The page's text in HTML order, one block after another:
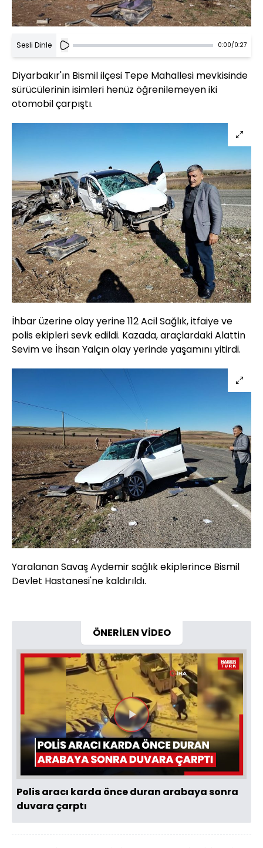
Sesli Dinle 0:00/0:27
Diyarbakır'ın Bismil ilçesi Tepe Mahallesi mevkisinde
sürücülerinin isimleri henüz öğrenilemeyen iki
otomobil çarpıştı.
İhbar üzerine olay yerine 112 Acil Sağlık, itfaiye ve
polis ekipleri sevk edildi. Kazada, araçlardaki Alattin
Sevim ve İhsan Yalçın olay yerinde yaşamını yitirdi.
Yaralanan Savaş Aydemir sağlık ekiplerince Bismil
Devlet Hastanesi'ne kaldırıldı.
ÖNERİLEN VİDEO
Videoyu
Oynat
Polis aracı karda önce duran arabaya sonra
duvara çarptı